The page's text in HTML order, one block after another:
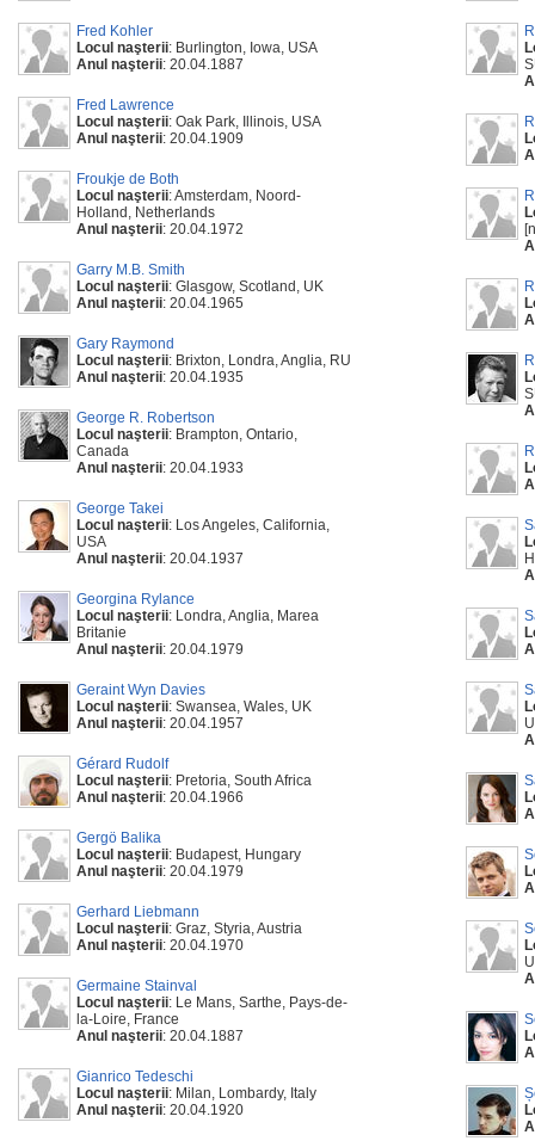
Fred Kohler
Locul naşterii: Burlington, Iowa, USA
Anul naşterii: 20.04.1887
Fred Lawrence
Locul naşterii: Oak Park, Illinois, USA
Anul naşterii: 20.04.1909
Froukje de Both
Locul naşterii: Amsterdam, Noord-
Holland, Netherlands
Anul naşterii: 20.04.1972
Garry M.B. Smith
Locul naşterii: Glasgow, Scotland, UK
Anul naşterii: 20.04.1965
Gary Raymond
Locul naşterii: Brixton, Londra, Anglia, RU
Anul naşterii: 20.04.1935
George R. Robertson
Locul naşterii: Brampton, Ontario,
Canada
Anul naşterii: 20.04.1933
George Takei
Locul naşterii: Los Angeles, California,
USA
Anul naşterii: 20.04.1937
Georgina Rylance
Locul naşterii: Londra, Anglia, Marea
Britanie
Anul naşterii: 20.04.1979
Geraint Wyn Davies
Locul naşterii: Swansea, Wales, UK
Anul naşterii: 20.04.1957
Gérard Rudolf
Locul naşterii: Pretoria, South Africa
Anul naşterii: 20.04.1966
Gergö Balika
Locul naşterii: Budapest, Hungary
Anul naşterii: 20.04.1979
Gerhard Liebmann
Locul naşterii: Graz, Styria, Austria
Anul naşterii: 20.04.1970
Germaine Stainval
Locul naşterii: Le Mans, Sarthe, Pays-de-
la-Loire, France
Anul naşterii: 20.04.1887
Gianrico Tedeschi
Locul naşterii: Milan, Lombardy, Italy
Anul naşterii: 20.04.1920